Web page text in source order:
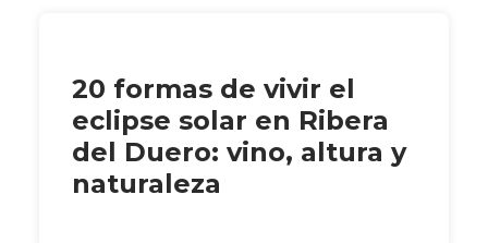
20 formas de vivir el
eclipse solar en Ribera
del Duero: vino, altura y
naturaleza